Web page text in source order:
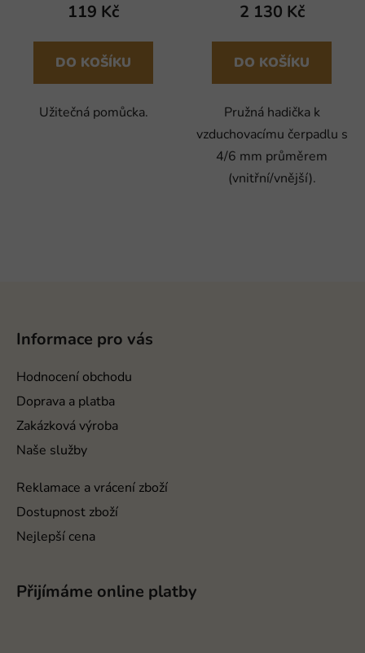
119 Kč
DO KOŠÍKU
Užitečná pomůcka.
2 130 Kč
DO KOŠÍKU
Pružná hadička k
vzduchovacímu čerpadlu s
4/6 mm průměrem
(vnitřní/vnější).
Informace pro vás
Hodnocení obchodu
Doprava a platba
Zakázková výroba
Naše služby
Reklamace a vrácení zboží
Dostupnost zboží
Nejlepší cena
Přijímáme online platby